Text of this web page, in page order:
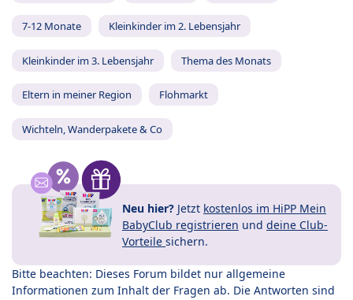
7-12 Monate Kleinkinder im 2. Lebensjahr
Kleinkinder im 3. Lebensjahr Thema des Monats
Eltern in meiner Region Flohmarkt
Wichteln, Wanderpakete & Co
Neu hier? Jetzt kostenlos im HiPP Mein
BabyClub registrieren und deine Club-
Vorteile sichern.
Bitte beachten: Dieses Forum bildet nur allgemeine
Informationen zum Inhalt der Fragen ab. Die Antworten sind